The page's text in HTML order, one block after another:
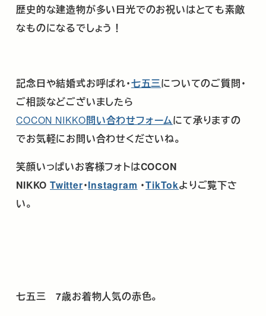
歴史的な建造物が多い日光でのお祝いはとても素敵
なものになるでしょう！
記念日や結婚式お呼ばれ･七五三についてのご質問・
ご相談などございましたら
COCON NIKKO問い合わせフォームにて承りますの
でお気軽にお問い合わせくださいね。
笑顔いっぱいお客様フォトはCOCON
NIKKO Twitter･Instagram ・TikTokよりご覧下さ
い。
七五三7歳お着物人気の赤色。